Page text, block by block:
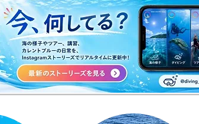
今日も暑い一日になりそうで
すね☀️